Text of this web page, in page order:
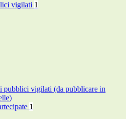
vigilati 1
pubblici vigilati (da pubblicare in
1